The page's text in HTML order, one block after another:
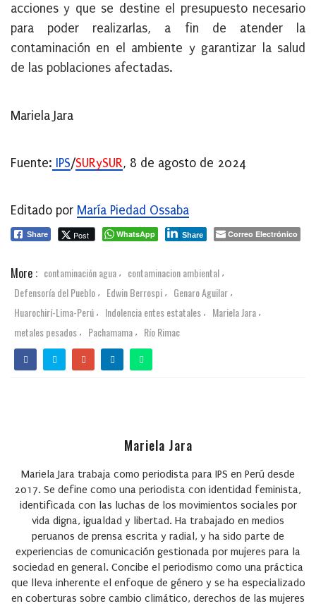
acciones y que se destine el presupuesto necesario
para poder realizarlas, a fin de atender la
contaminación en el ambiente y garantizar la salud
de las poblaciones afectadas.
Mariela Jara
Fuente: IPS/SURySUR, 8 de agosto de 2024
Editado por María Piedad Ossaba
Share Post WhatsApp Share Correo Electrónico
More : contaminación agua , contaminacion ambiental ,
Defensoría del Pueblo , Edwin Berrospi , Genaro Aguilar ,
Huarochirí-Lima-Perú , Indolencia entes estatales , Mariela Jara ,
metales pesados , Pachamama , Río Rimac
Mariela Jara
Mariela Jara trabaja como periodista para IPS en Perú desde
2017. Se define como una periodista con identidad feminista,
identificada con las luchas de los movimientos sociales por
vida digna, igualdad y libertad. Ha trabajado en medios
peruanos de prensa escrita y radial, y ha sido parte de
experiencias de comunicación gestionada por mujeres para la
sociedad en general. Concibe el periodismo como una práctica
que lleva inherente el enfoque de género y se ha especializado
en coberturas sobre cambio climático, derechos de las mujeres